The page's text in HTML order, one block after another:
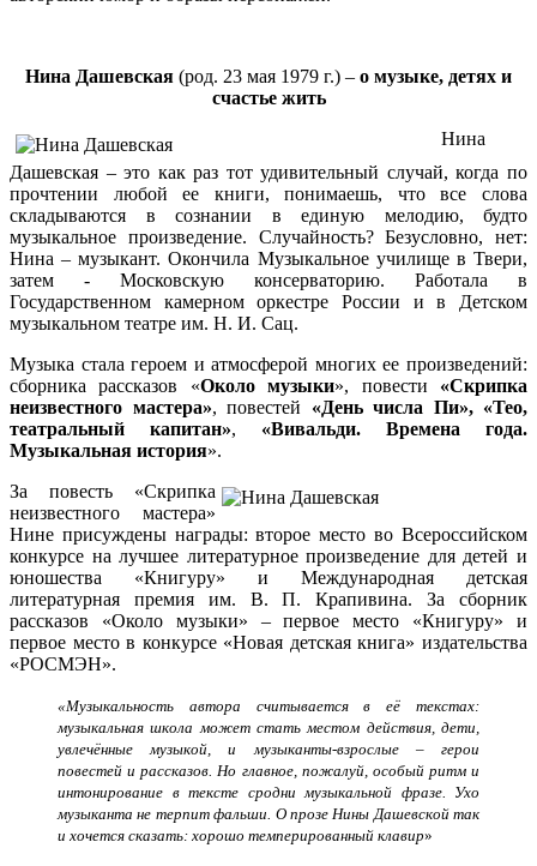
Нина Дашевская (род. 23 мая 1979 г.) – о музыке, детях и
счастье жить
Нина
Дашевская – это как раз тот удивительный случай, когда по
прочтении любой ее книги, понимаешь, что все слова
складываются в сознании в единую мелодию, будто
музыкальное произведение. Случайность? Безусловно, нет:
Нина – музыкант. Окончила Музыкальное училище в Твери,
затем - Московскую консерваторию. Работала в
Государственном камерном оркестре России и в Детском
музыкальном театре им. Н. И. Сац.
Музыка стала героем и атмосферой многих ее произведений:
сборника рассказов «Около музыки», повести «Скрипка
неизвестного мастера», повестей «День числа Пи», «Тео,
театральный капитан», «Вивальди. Времена года.
Музыкальная история».
За повесть «Скрипка
неизвестного мастера»
Нине присуждены награды: второе место во Всероссийском
конкурсе на лучшее литературное произведение для детей и
юношества «Книгуру» и Международная детская
литературная премия им. В. П. Крапивина. За сборник
рассказов «Около музыки» – первое место «Книгуру» и
первое место в конкурсе «Новая детская книга» издательства
«РОСМЭН».
«Музыкальность автора считывается в её текстах:
музыкальная школа может стать местом действия, дети,
увлечённые музыкой, и музыканты-взрослые – герои
повестей и рассказов. Но главное, пожалуй, особый ритм и
интонирование в тексте сродни музыкальной фразе. Ухо
музыканта не терпит фальши. О прозе Нины Дашевской так
и хочется сказать: хорошо темперированный клавир»